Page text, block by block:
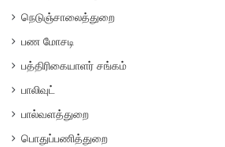
நெடுஞ்சாலைத்துறை
பண மோசடி
பத்திரிகையாளர் சங்கம்
பாலிவுட்
பால்வளத்துறை
பொதுப்பணித்துறை